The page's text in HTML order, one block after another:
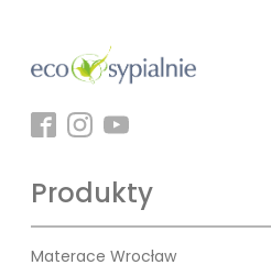
Produkty
Materace Wrocław